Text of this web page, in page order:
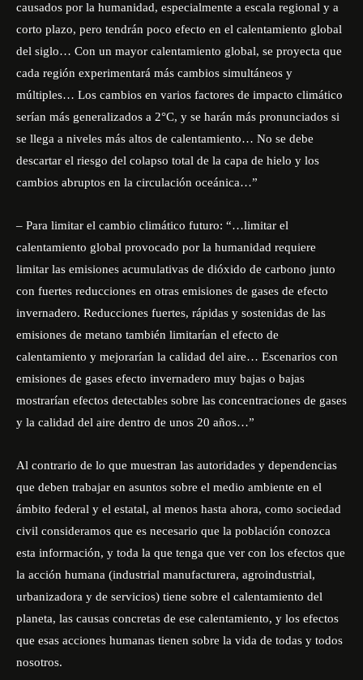
causados por la humanidad, especialmente a escala regional y a
corto plazo, pero tendrán poco efecto en el calentamiento global
del siglo… Con un mayor calentamiento global, se proyecta que
cada región experimentará más cambios simultáneos y
múltiples… Los cambios en varios factores de impacto climático
serían más generalizados a 2°C, y se harán más pronunciados si
se llega a niveles más altos de calentamiento… No se debe
descartar el riesgo del colapso total de la capa de hielo y los
cambios abruptos en la circulación oceánica…”
– Para limitar el cambio climático futuro: “…limitar el
calentamiento global provocado por la humanidad requiere
limitar las emisiones acumulativas de dióxido de carbono junto
con fuertes reducciones en otras emisiones de gases de efecto
invernadero. Reducciones fuertes, rápidas y sostenidas de las
emisiones de metano también limitarían el efecto de
calentamiento y mejorarían la calidad del aire… Escenarios con
emisiones de gases efecto invernadero muy bajas o bajas
mostrarían efectos detectables sobre las concentraciones de gases
y la calidad del aire dentro de unos 20 años…”
Al contrario de lo que muestran las autoridades y dependencias
que deben trabajar en asuntos sobre el medio ambiente en el
ámbito federal y el estatal, al menos hasta ahora, como sociedad
civil consideramos que es necesario que la población conozca
esta información, y toda la que tenga que ver con los efectos que
la acción humana (industrial manufacturera, agroindustrial,
urbanizadora y de servicios) tiene sobre el calentamiento del
planeta, las causas concretas de ese calentamiento, y los efectos
que esas acciones humanas tienen sobre la vida de todas y todos
nosotros.